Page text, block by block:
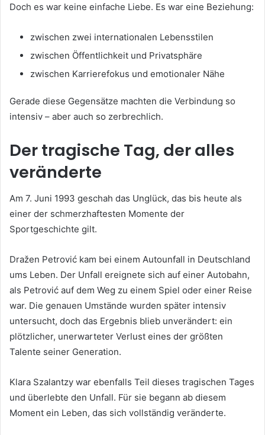
Doch es war keine einfache Liebe. Es war eine Beziehung:
zwischen zwei internationalen Lebensstilen
zwischen Öffentlichkeit und Privatsphäre
zwischen Karrierefokus und emotionaler Nähe
Gerade diese Gegensätze machten die Verbindung so
intensiv – aber auch so zerbrechlich.
Der tragische Tag, der alles
veränderte
Am 7. Juni 1993 geschah das Unglück, das bis heute als
einer der schmerzhaftesten Momente der
Sportgeschichte gilt.
Dražen Petrović kam bei einem Autounfall in Deutschland
ums Leben. Der Unfall ereignete sich auf einer Autobahn,
als Petrović auf dem Weg zu einem Spiel oder einer Reise
war. Die genauen Umstände wurden später intensiv
untersucht, doch das Ergebnis blieb unverändert: ein
plötzlicher, unerwarteter Verlust eines der größten
Talente seiner Generation.
Klara Szalantzy war ebenfalls Teil dieses tragischen Tages
und überlebte den Unfall. Für sie begann ab diesem
Moment ein Leben, das sich vollständig veränderte.